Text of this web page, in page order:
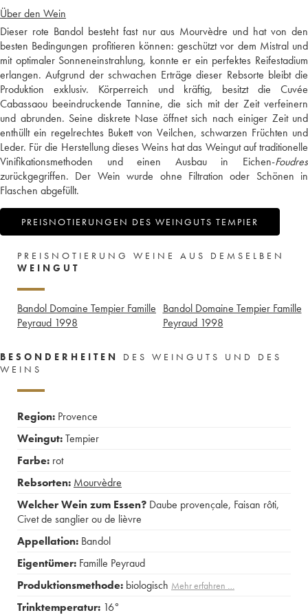
Über den Wein
Dieser rote Bandol besteht fast nur aus Mourvèdre und hat von den
besten Bedingungen profitieren können: geschützt vor dem Mistral und
mit optimaler Sonneneinstrahlung, konnte er ein perfektes Reifestadium
erlangen. Aufgrund der schwachen Erträge dieser Rebsorte bleibt die
Produktion exklusiv. Körperreich und kräftig, besitzt die Cuvée
Cabassaou beeindruckende Tannine, die sich mit der Zeit verfeinern
und abrunden. Seine diskrete Nase öffnet sich nach einiger Zeit und
enthüllt ein regelrechtes Bukett von Veilchen, schwarzen Früchten und
Leder. Für die Herstellung dieses Weins hat das Weingut auf traditionelle
Vinifikationsmethoden und einen Ausbau in Eichen-Foudres
zurückgegriffen. Der Wein wurde ohne Filtration oder Schönen in
Flaschen abgefüllt.
PREISNOTIERUNGEN DES WEINGUTS TEMPIER
PREISNOTIERUNG WEINE AUS DEMSELBEN
WEINGUT
Bandol Domaine Tempier Famille
Peyraud 1998
Bandol Domaine Tempier Famille
Peyraud 1998
BESONDERHEITEN
DES WEINGUTS UND DES
WEINS
Region: Provence
Weingut:Tempier
Farbe: rot
Rebsorten: Mourvèdre
Welcher Wein zum Essen? Daube provençale, Faisan rôti,
Civet de sanglier ou de lièvre
Appellation: Bandol
Eigentümer: Famille Peyraud
Produktionsmethode: biologisch Mehr erfahren …
Trinktemperatur: 16°